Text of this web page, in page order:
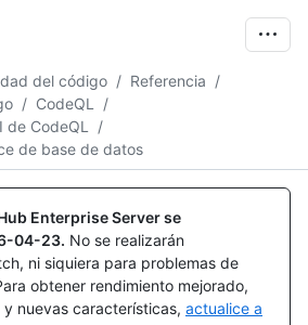
del código / Referencia /
/ CodeQL
/
de CodeQL
/
de base de datos
Enterprise Server se
04-23. No se realizarán
ni siquiera para problemas de
obtener rendimiento mejorado,
nuevas características, actualice a